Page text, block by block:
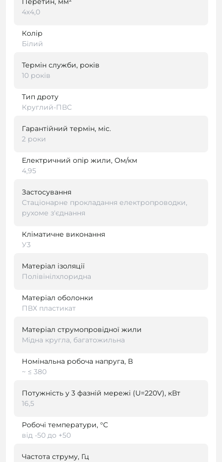
4х4,0
Колір
Білий
Термін служби, років
10 років
Тип дроту
Круглий-ПВС
Гарантійний термін, міс.
2 роки
Електричний опір жили, Ом/км
4,95
Застосування
Стаціонарне прокладання електропроводки,
рухоме з'єднання
Кліматичне виконання
У3
Матеріал ізоляції
Полівінілхлоридна
Матеріал оболонки
ПВХ пластикат
Матеріал струмопровідної жили
Мідна кругла, багатожильна
Номінальна робоча напруга, В
~ ≤ 380
Потужність у 3 фазній мережі (U=220V), кВт
16,5
Робочі температури, °С
від -50 до +50
Частота струму, Гц